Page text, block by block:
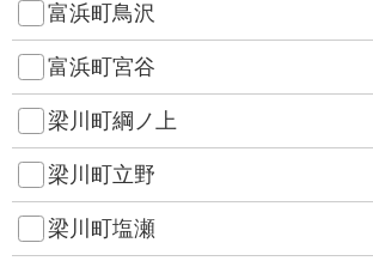
富浜町鳥沢
富浜町宮谷
梁川町綱ノ上
梁川町立野
梁川町塩瀬